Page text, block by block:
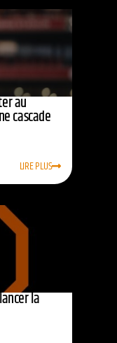
au
cascade
LIRE PLUS
la